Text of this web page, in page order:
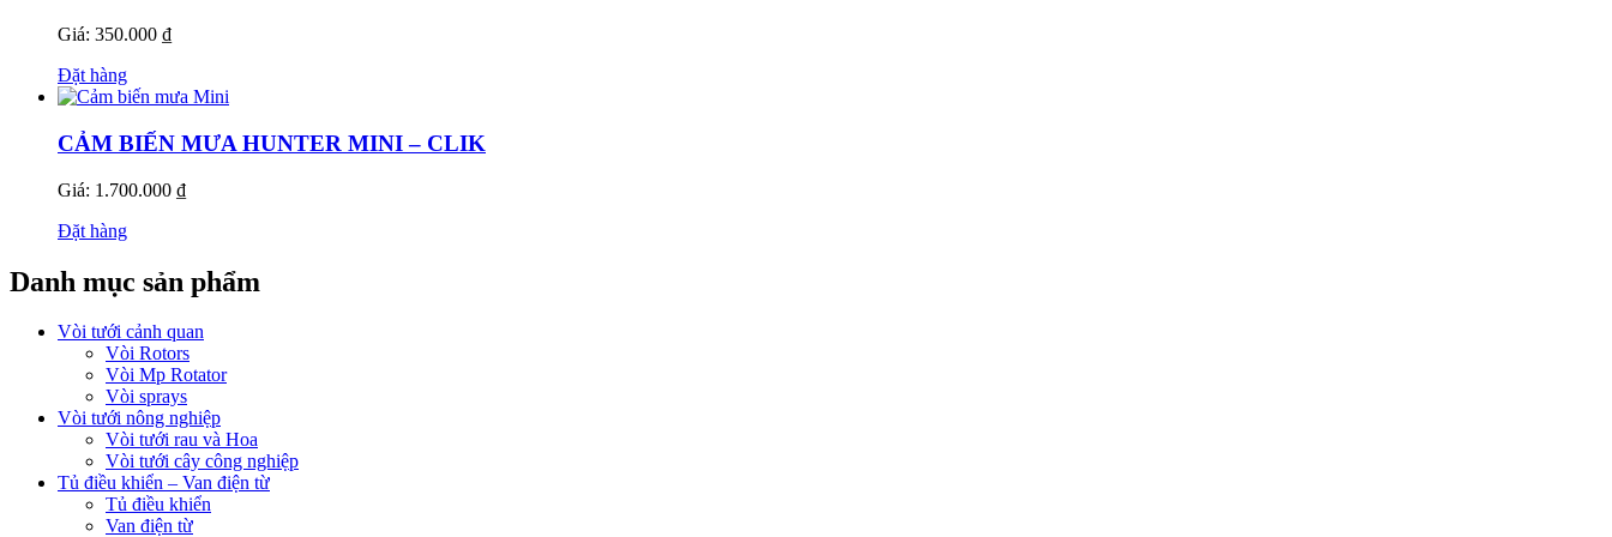
Giá: 350.000 ₫
Đặt hàng
CẢM BIẾN MƯA HUNTER MINI – CLIK
Giá: 1.700.000 ₫
Đặt hàng
Danh mục sản phẩm
Vòi tưới cảnh quan
Vòi Rotors
Vòi Mp Rotator
Vòi sprays
Vòi tưới nông nghiệp
Vòi tưới rau và Hoa
Vòi tưới cây công nghiệp
Tủ điều khiển – Van điện từ
Tủ điều khiển
Van điện từ